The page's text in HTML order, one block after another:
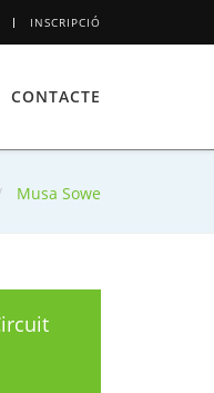
INSCRIPCIÓ
CONTACTE
Musa Sowe